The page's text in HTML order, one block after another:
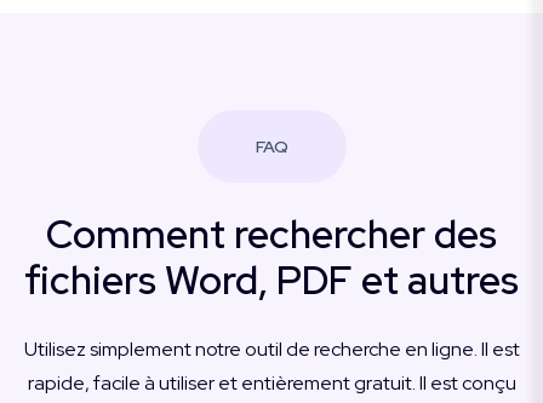
FAQ
Comment rechercher des
fichiers Word, PDF et autres
Utilisez simplement notre outil de recherche en ligne. Il est
rapide, facile à utiliser et entièrement gratuit. Il est conçu